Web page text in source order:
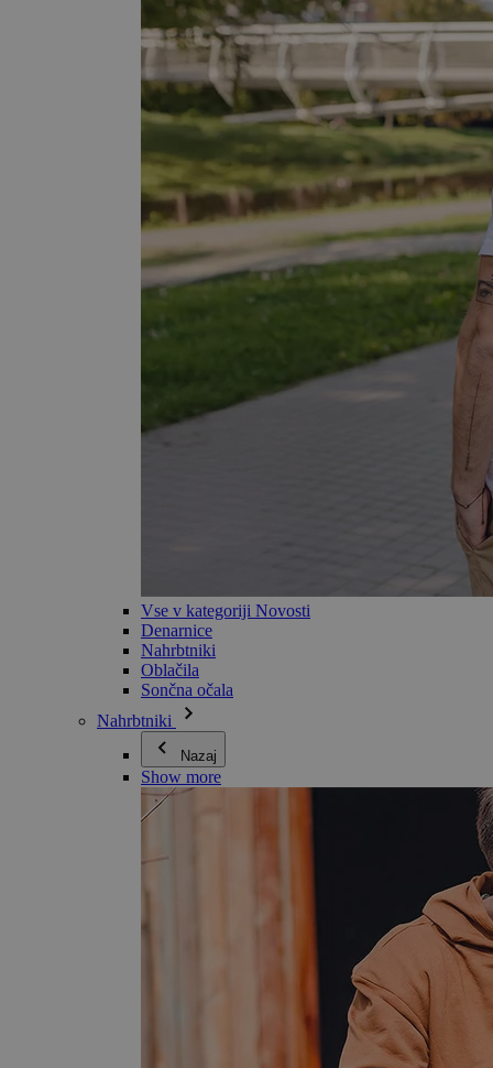
Vse v kategoriji Novosti
Denarnice
Nahrbtniki
Oblačila
Sončna očala
Nahrbtniki
Nazaj
Show more